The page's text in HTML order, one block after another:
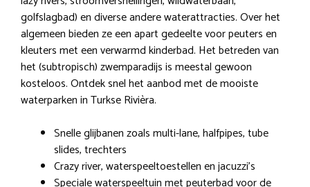
golfslagbad) en diverse andere waterattracties. Over het
algemeen bieden ze een apart gedeelte voor peuters en
kleuters met een verwarmd kinderbad. Het betreden van
het (subtropisch) zwemparadijs is meestal gewoon
kosteloos. Ontdek snel het aanbod met de mooiste
waterparken in Turkse Rivièra.
Snelle glijbanen zoals multi-lane, halfpipes, tube
slides, trechters
Crazy river, waterspeeltoestellen en jacuzzi’s